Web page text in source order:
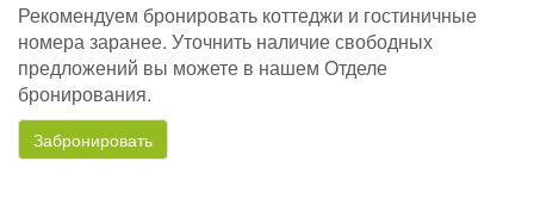
Рекомендуем бронировать коттеджи и гостиничные
номера заранее. Уточнить наличие свободных
предложений вы можете в нашем Отделе
бронирования.
Забронировать